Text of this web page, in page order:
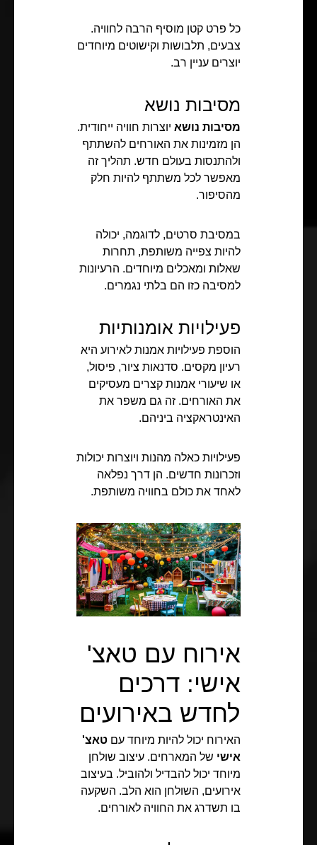
כל פרט קטן מוסיף הרבה לחוויה.
צבעים, תלבושות וקישוטים מיוחדים
יוצרים עניין רב.
מסיבות נושא
מסיבות נושא יוצרות חוויה ייחודית.
הן מזמינות את האורחים להשתתף
ולהתנסות בעולם חדש. תהליך זה
מאפשר לכל משתתף להיות חלק
מהסיפור.
במסיבת סרטים, לדוגמה, יכולה
להיות צפייה משותפת, תחרות
שאלות ומאכלים מיוחדים. הרעיונות
למסיבה כזו הם בלתי נגמרים.
פעילויות אומנותיות
הוספת פעילויות אמנות לאירוע היא
רעיון מקסים. סדנאות ציור, פיסול,
או שיעורי אמנות קצרים מעסיקים
את האורחים. זה גם משפר את
האינטראקציה ביניהם.
פעילויות כאלה מהנות ויוצרות יכולות
וזכרונות חדשים. הן דרך נפלאה
לאחד את כולם בחוויה משותפת.
אירוח עם טאצ'
אישי: דרכים
לחדש באירועים
האירוח יכול להיות מיוחד עם טאצ'
אישי של המארחים. עיצוב שולחן
מיוחד יכול להבדיל ולהוביל. בעיצוב
אירועים, השולחן הוא הלב. השקעה
בו תשדרג את החוויה לאורחים.